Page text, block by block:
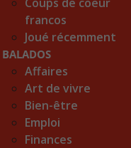
francos
Joué récemment
BALADOS
Affaires
Art de vivre
Bien-être
Emploi
Finances